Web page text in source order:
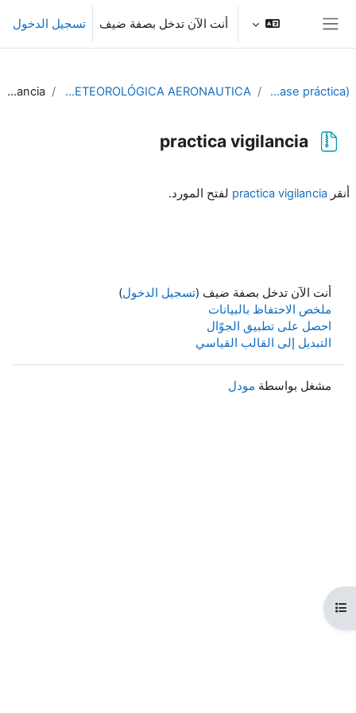
تخطى إلى المحتوى الرئيسي
أنت الآن تدخل بصفة ضيف تسجيل الدخول
المقرر
PIB-M 3ª Edición (fase práctica)
SEMANA 2: PRÁCTICAS DE PREDICCION METEOROLÓGICA AERONAUTICA
practica vigilancia
practica vigilancia
أنقر practica vigilancia لفتح المورد.
أنت الآن تدخل بصفة ضيف (تسجيل الدخول)
ملخص الاحتفاظ بالبيانات
احصل على تطبيق الجوّال
التبديل إلى القالب القياسي
مشغل بواسطة مودل